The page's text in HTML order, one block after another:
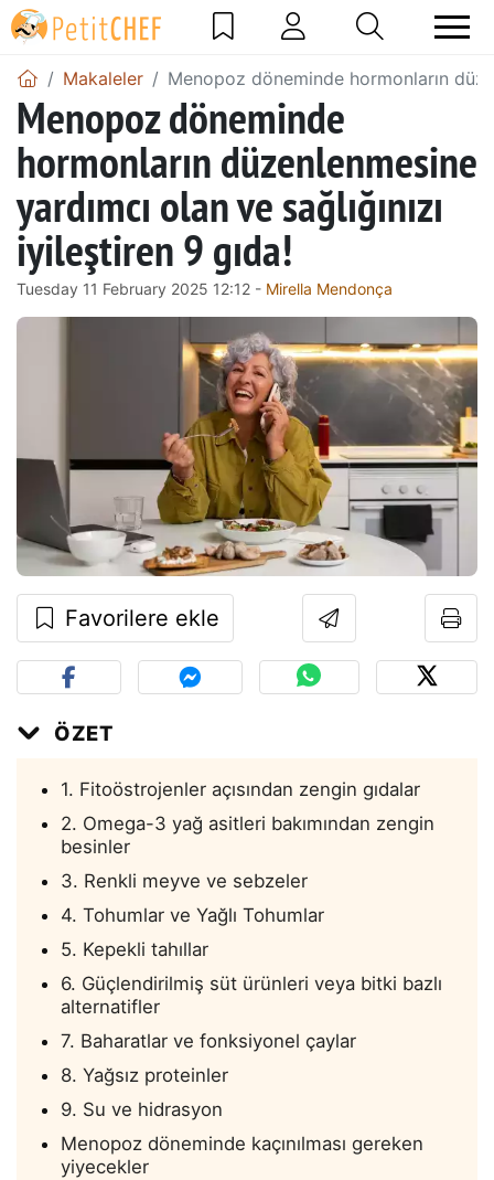
Makaleler Menopoz döneminde hormonların
Menopoz döneminde
hormonların düzenlenmesine
yardımcı olan ve sağlığınızı
iyileştiren 9 gıda!
Tuesday 11 February 2025 12:12 - Mirella Mendonça
Favorilere ekle
ÖZET
1. Fitoöstrojenler açısından zengin gıdalar
2. Omega-3 yağ asitleri bakımından zengin
besinler
3. Renkli meyve ve sebzeler
4. Tohumlar ve Yağlı Tohumlar
5. Kepekli tahıllar
6. Güçlendirilmiş süt ürünleri veya bitki bazlı
alternatifler
7. Baharatlar ve fonksiyonel çaylar
8. Yağsız proteinler
9. Su ve hidrasyon
Menopoz döneminde kaçınılması gereken
yiyecekler